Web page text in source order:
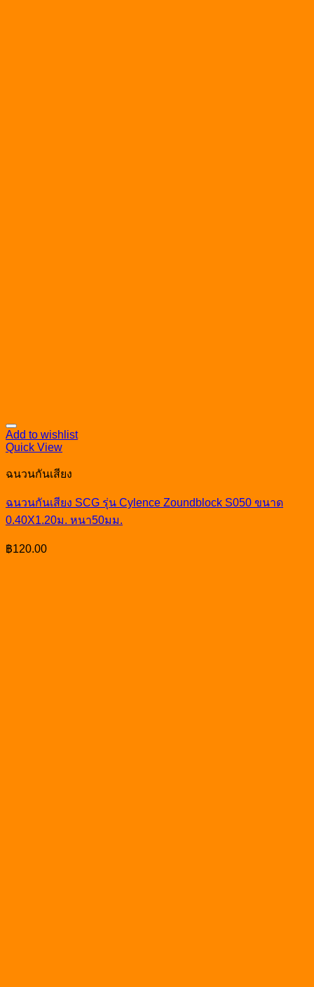
Add to wishlist
Quick View
ฉนวนกันเสียง
ฉนวนกันเสียง SCG รุ่น Cylence Zoundblock S050 ขนาด
0.40X1.20ม. หนา50มม.
฿120.00